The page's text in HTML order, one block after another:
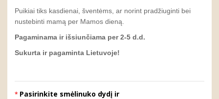
Puikiai tiks kasdienai, šventėms, ar norint pradžiuginti bei
nustebinti mamą per Mamos dieną.
Pagaminama ir išsiunčiama per 2-5 d.d.
Sukurta ir pagaminta Lietuvoje!
Pasirinkite smėlinuko dydį ir